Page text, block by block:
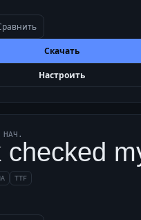
Скачать
Настроить
НАЧ.
checked
TTF